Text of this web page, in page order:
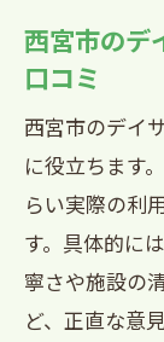
良さ
ポイ
本音
スの
利用
力
デイサー
西宮市のデ
口コミ
西宮市のデイ
に役立ちます
らい実際の利
す。具体的に
寧さや施設の
ど、正直な意